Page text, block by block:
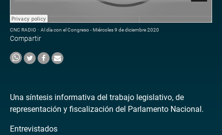
CNC RADIO · Al día con el Congreso - Miércoles 9 de diciembre 2020
Compartir
Una síntesis informativa del trabajo legislativo, de
representación y fiscalización del Parlamento Nacional.
Entrevistados